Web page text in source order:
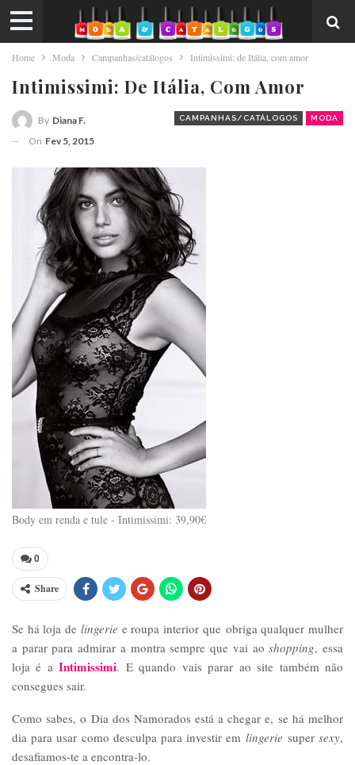
Home Moda Campanhas/catálogos Intimissimi: de Itália, com amor
Intimissimi: De Itália, Com Amor
CAMPANHAS/CATÁLOGOS MODA
By Diana F.
On Fev 5, 2015
Body em renda e tule - Intimissimi: 39,90€
0
Share
Se há loja de lingerie e roupa interior que obriga qualquer mulher
a parar para admirar a montra sempre que vai aoshopping, essa
loja é aIntimissimi. E quando vais parar ao site também não
consegues sair.
Como sabes, o Dia dos Namorados está a chegar e, se há melhor
dia para usar como desculpa para investir em lingerie supersexy,
desafiamos-te a encontra-lo.